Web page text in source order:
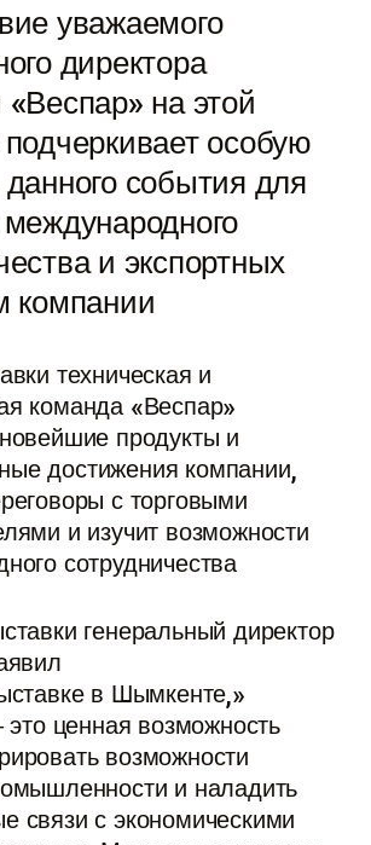
уважаемого
директора
на этой
особую
события для
и экспортных
компании.
техническая и
команда «Веспар»
продукты и
достижения компании,
с торговыми
и изучит возможности
сотрудничества.
генеральный директор
в Шымкенте,
это ценная возможность
возможности
и наладить
связи с экономическими